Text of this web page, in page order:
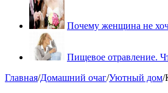
Почему женщина не
Пищевое отравление.
Главная/Домашний очаг/Уютный дом/